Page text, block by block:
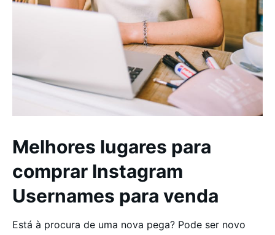
Melhores lugares para
comprar Instagram
Usernames para venda
Está à procura de uma nova pega? Pode ser novo